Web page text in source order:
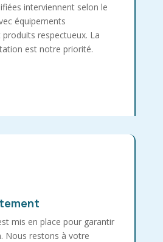
interviennent selon le
équipements
respectueux. La
est notre priorité.
mis en place pour garantir
Nous restons à votre